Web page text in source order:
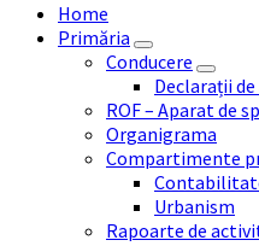
Home
Primăria
Conducere
Declarații
ROF – Aparat de
Organigrama
Compartimente
Urbanism
Rapoarte de